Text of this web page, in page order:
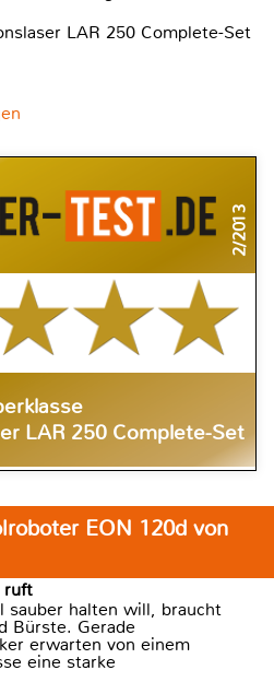
LAR 250 Complete-Set
2/2013
LAR 250 Complete-Set
EON 120d von
ruft
sauber halten will, braucht
Bürste. Gerade
erwarten von einem
eine starke